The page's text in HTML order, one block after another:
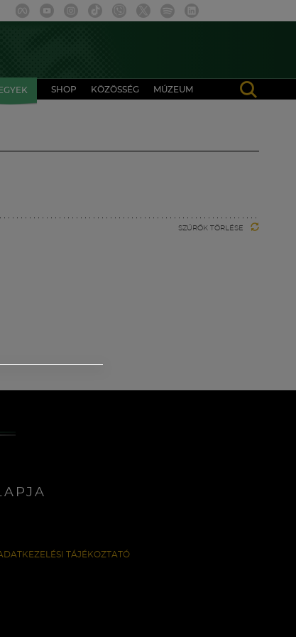
SHOP KÖZÖSSÉG MÚZEUM
SZŰRŐK TÖRLÉSE
TÁJÉKOZTATÓ